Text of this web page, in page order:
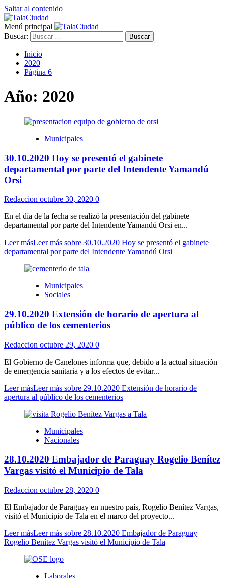
Saltar al contenido
Menú principal
Buscar:
Inicio
2020
Página 6
Año: 2020
Municipales
30.10.2020 Hoy se presentó el gabinete
departamental por parte del Intendente Yamandú
Orsi
Redaccion octubre 30, 2020 0
En el día de la fecha se realizó la presentación del gabinete
departamental por parte del Intendente Yamandú Orsi en...
Leer másLeer más sobre 30.10.2020 Hoy se presentó el gabinete
departamental por parte del Intendente Yamandú Orsi
Municipales
Sociales
29.10.2020 Extensión de horario de apertura al
público de los cementerios
Redaccion octubre 29, 2020 0
El Gobierno de Canelones informa que, debido a la actual situación
de emergencia sanitaria y a los efectos de evitar...
Leer másLeer más sobre 29.10.2020 Extensión de horario de
apertura al público de los cementerios
Municipales
Nacionales
28.10.2020 Embajador de Paraguay Rogelio Benítez
Vargas visitó el Municipio de Tala
Redaccion octubre 28, 2020 0
El Embajador de Paraguay en nuestro país, Rogelio Benítez Vargas,
visitó el Municipio de Tala en el marco del proyecto...
Leer másLeer más sobre 28.10.2020 Embajador de Paraguay
Rogelio Benítez Vargas visitó el Municipio de Tala